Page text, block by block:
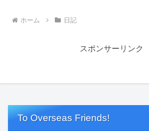
ホーム 日記
スポンサーリンク
To Overseas Friends!